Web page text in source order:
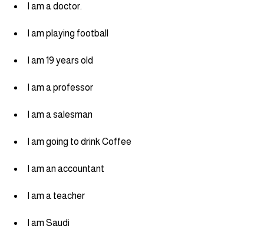
I am a doctor.
I am playing football
I am 19 years old
I am a professor
I am a salesman
I am going to drink Coffee
I am an accountant
I am a teacher
I am Saudi